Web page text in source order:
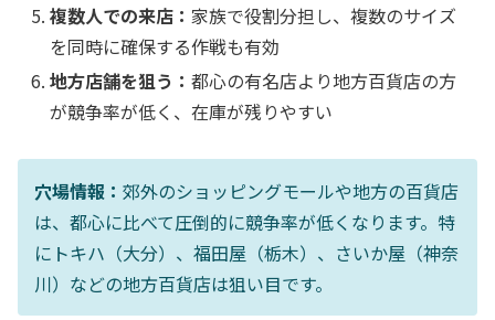
複数人での来店： 家族で役割分担し、複数のサイズ
を同時に確保する作戦も有効
地方店舗を狙う：都心の有名店より地方百貨店の方
が競争率が低く、在庫が残りやすい
穴場情報： 郊外のショッピングモールや地方の百貨店
は、都心に比べて圧倒的に競争率が低くなります。特
にトキハ（大分）、福田屋（栃木）、さいか屋（神奈
川）などの地方百貨店は狙い目です。